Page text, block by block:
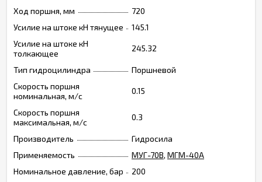
Ход поршня, мм
720
Усилие на штоке кН тянущее
145.1
Усилие на штоке кН
толкающее
245.32
Тип гидроцилиндра
Поршневой
Скорость поршня
номинальная, м/с
0.15
Скорость поршня
максимальная, м/с
0.3
Производитель
Гидросила
Применяемость
МУГ-70В, МГМ-40А
Номинальное давление, бар
200